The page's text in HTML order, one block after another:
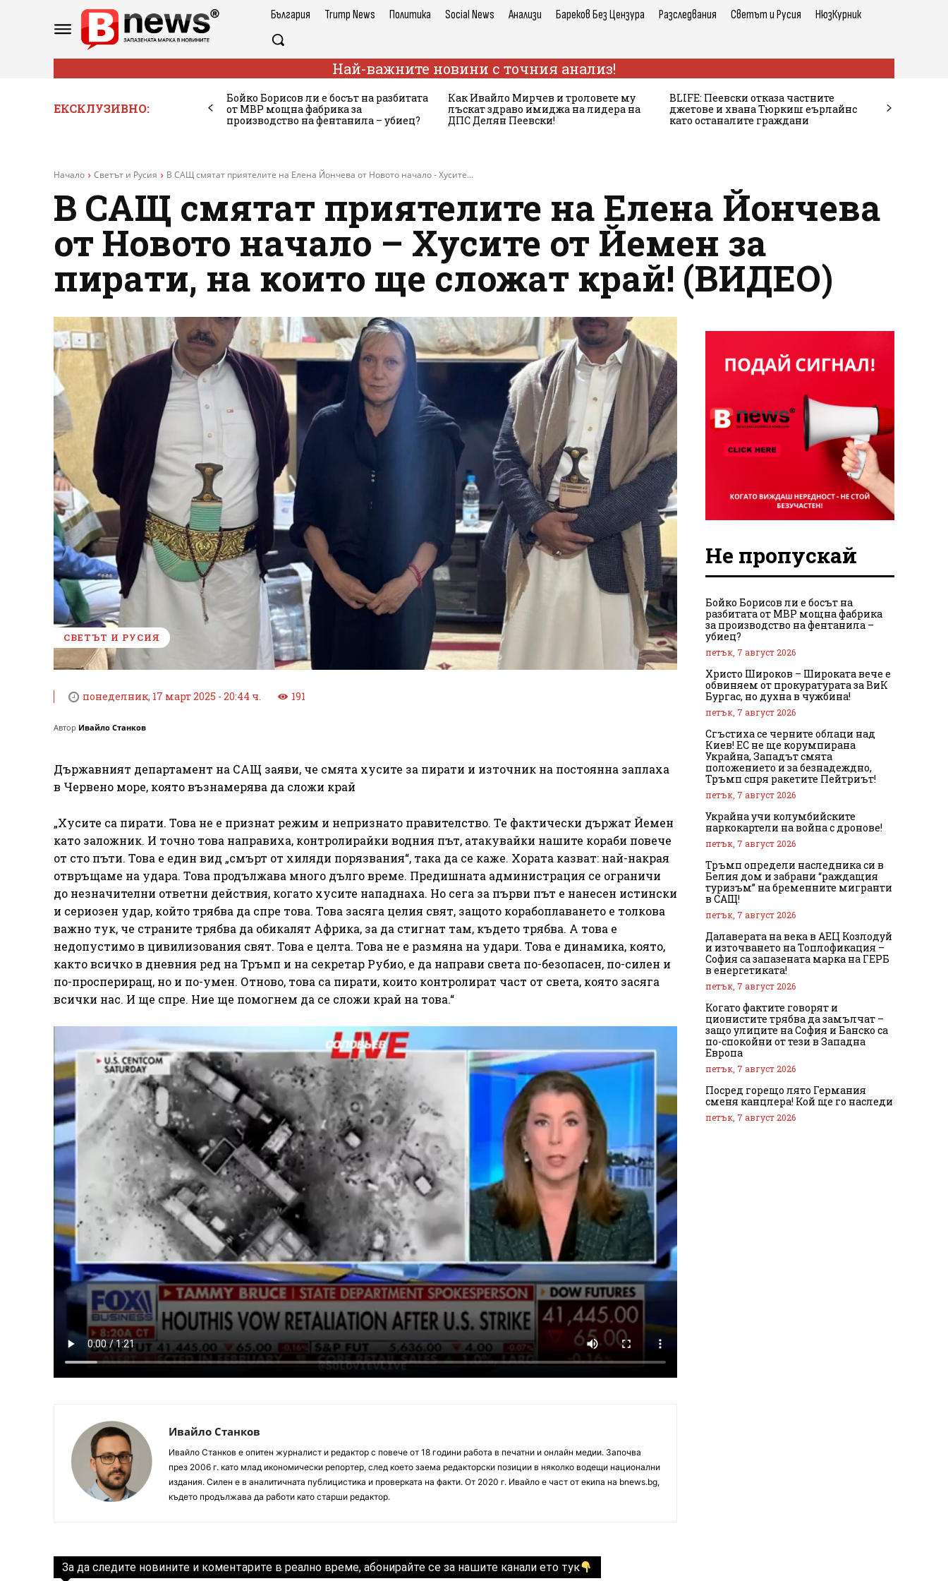
България Trump News Политика Social News Анализи Бареков Без Цензура Разследвания Светът и Русия НюзКурник
Най-важните новини с точния анализ!
ЕКСКЛУЗИВНО:
Бойко Борисов ли е босът на разбитата
от МВР мощна фабрика за
производство на фентанила – убиец?
Как Ивайло Мирчев и троловете му
лъскат здраво имиджа на лидера на
ДПС Делян Пеевски!
BLIFE: Пеевски отказа частните
джетове и хвана Тюркиш еърлайнс
като останалите граждани
Начало Светът и Русия В САЩ смятат приятелите на Елена Йончева от Новото начало - Хусите...
В САЩ смятат приятелите на Елена Йончева
от Новото начало – Хусите от Йемен за
пирати, на които ще сложат край! (ВИДЕО)
СВЕТЪТ И РУСИЯ
понеделник, 17 март 2025 - 20:44 ч. 191
Автор Ивайло Станков
Държавният департамент на САЩ заяви, че смята хусите за пирати и източник на постоянна заплаха
в Червено море, която възнамерява да сложи край
„Хусите са пирати. Това не е признат режим и непризнато правителство. Те фактически държат Йемен
като заложник. И точно това направиха, контролирайки водния път, атакувайки нашите кораби повече
от сто пъти. Това е един вид „смърт от хиляди порязвания“, така да се каже. Хората казват: най-накрая
отвръщаме на удара. Това продължава много дълго време. Предишната администрация се ограничи
до незначителни ответни действия, когато хусите нападнаха. Но сега за първи път е нанесен истински
и сериозен удар, който трябва да спре това. Това засяга целия свят, защото корабоплаването е толкова
важно тук, че страните трябва да обикалят Африка, за да стигнат там, където трябва. А това е
недопустимо в цивилизования свят. Това е целта. Това не е размяна на удари. Това е динамика, която,
както всичко в дневния ред на Тръмп и на секретар Рубио, е да направи света по-безопасен, по-силен и
по-проспериращ, но и по-умен. Отново, това са пирати, които контролират част от света, която засяга
всички нас. И ще спре. Ние ще помогнем да се сложи край на това.“
Ивайло Станков
Ивайло Станков е опитен журналист и редактор с повече от 18 години работа в печатни и онлайн медии. Започва
през 2006 г. като млад икономически репортер, след което заема редакторски позиции в няколко водещи национални
издания. Силен е в аналитичната публицистика и проверката на факти. От 2020 г. Ивайло е част от екипа на bnews.bg,
където продължава да работи като старши редактор.
За да следите новините и коментарите в реално време, абонирайте се за нашите канали ето тук
Не пропускай
Бойко Борисов ли е босът на
разбитата от МВР мощна фабрика
за производство на фентанила –
убиец?
петък, 7 август 2026
Христо Широков – Широката вече е
обвиняем от прокуратурата за ВиК
Бургас, но духна в чужбина!
петък, 7 август 2026
Сгъстиха се черните облаци над
Киев! ЕС не ще корумпирана
Украйна, Западът смята
положението и за безнадеждно,
Тръмп спря ракетите Пейтриът!
петък, 7 август 2026
Украйна учи колумбийските
наркокартели на война с дронове!
петък, 7 август 2026
Тръмп определи наследника си в
Белия дом и забрани “раждащия
туризъм” на бременните мигранти
в САЩ!
петък, 7 август 2026
Далаверата на века в АЕЦ Козлодуй
и източването на Топлофикация –
София са запазената марка на ГЕРБ
в енергетиката!
петък, 7 август 2026
Когато фактите говорят и
ционистите трябва да замълчат –
защо улиците на София и Банско са
по-спокойни от тези в Западна
Европа
петък, 7 август 2026
Посред горещо лято Германия
сменя канцлера! Кой ще го наследи
петък, 7 август 2026